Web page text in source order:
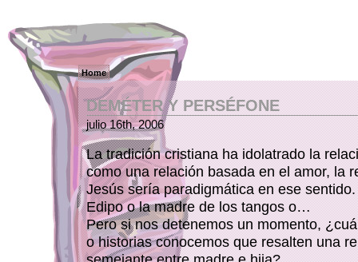
Home
DEMÉTER Y PERSÉFONE
julio 16th, 2006
La tradición cristiana ha idolatrado la
como una relación basada en el amor, la
Jesús sería paradigmática en ese
Edipo o la madre de los tangos o…
Pero si nos detenemos un momento,
o historias conocemos que resalten una